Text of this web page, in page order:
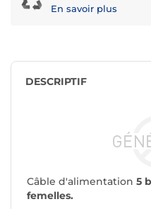
En savoir plus
DESCRIPTIF
Câble d'alimentation 5
femelles.